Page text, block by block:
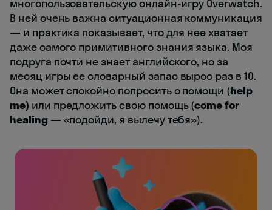
многопользовательскую онлайн-игру Overwatch.
В ней очень важна ситуационная коммуникация
— и практика показывает, что для нее хватает
даже самого примитивного знания языка. Моя
подруга почти не знает английского, но за
месяц игры ее словарный запас вырос раз в 10.
Она может спокойно попросить о помощи (help
me) или предложить свою помощь (come for
healing — «подойди, я вылечу тебя»).